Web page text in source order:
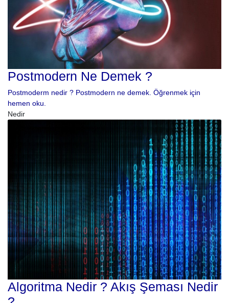
Postmodern Ne Demek ?
Postmoderm nedir ? Postmodern ne demek. Öğrenmek için
hemen oku.
Nedir
Algoritma Nedir ? Akış Şeması Nedir